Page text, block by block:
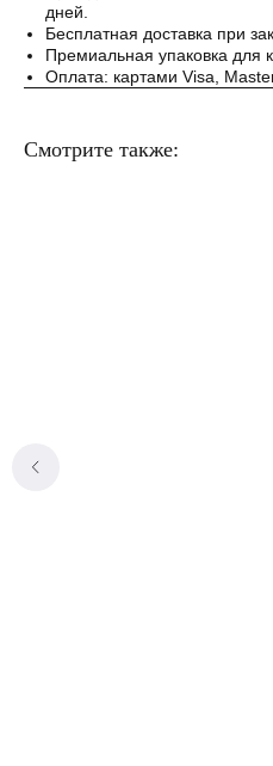
дней.
Бесплатная доставка при
Премиальная упаковка для
Оплата: картами Visa,
Смотрите также: